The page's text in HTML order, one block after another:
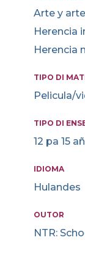
Arte y
Herencia
Herencia
TIPO DI
Pelicula/
TIPO DI
12 pa 15
IDIOMA
Hulandes
OUTOR
NTR: